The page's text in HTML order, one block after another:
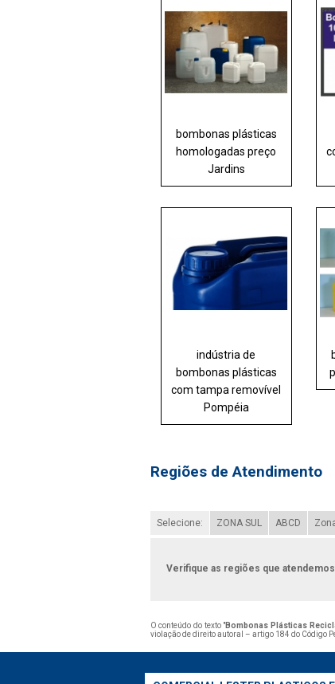
bombonas plásticas
homologadas preço
Jardins
indústria de
bombonas plásticas
com tampa removível
Pompéia
Regiões de Atendimento
Selecione: ZONA SUL ABCD
Verifique as regiões que atendemos
O conteúdo do texto "Bombonas Plásticas
violação de direito autoral – artigo 184 do Código